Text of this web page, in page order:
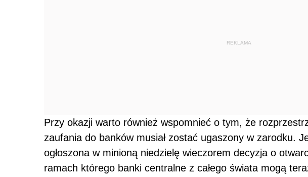
REKLAMA
Przy okazji warto również wspomnieć o tym, że
zaufania do banków musiał zostać ugaszony w zarodku.
ogłoszona w minioną niedzielę wieczorem decyzja o
ramach którego banki centralne z całego świata mogą